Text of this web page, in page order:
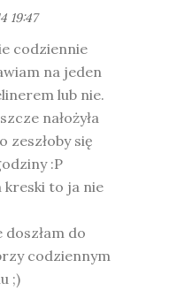
19:47
codziennie
na jeden
lub nie.
nałożyła
zeszłoby się
:P
to ja nie
doszłam do
codziennym
;)